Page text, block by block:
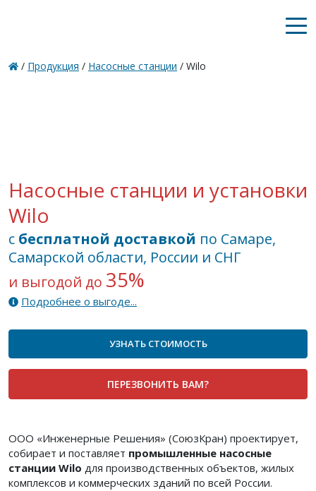
/ Продукция / Насосные станции / Wilo
Насосные станции и установки
Wilo
с бесплатной доставкой по Самаре,
Самарской области, России и СНГ
и выгодой до 35%
Подробнее о выгоде...
УЗНАТЬ СТОИМОСТЬ
ПЕРЕЗВОНИТЬ ВАМ?
ООО «Инженерные Решения» (СоюзКран) проектирует,
собирает и поставляет промышленные насосные
станции Wilo для производственных объектов, жилых
комплексов и коммерческих зданий по всей России.